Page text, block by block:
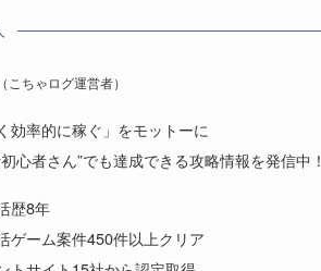
（こちゃログ運営者）
効率的に稼ぐ」をモットーに
心者さん”でも達成できる攻略情報を発信中！
歴8年
ゲーム案件450件以上クリア